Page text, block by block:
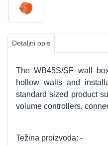
Detaljni opis
The WB45S/SF wall
hollow walls and
standard sized product
volume controllers,
Težina proizvoda: -